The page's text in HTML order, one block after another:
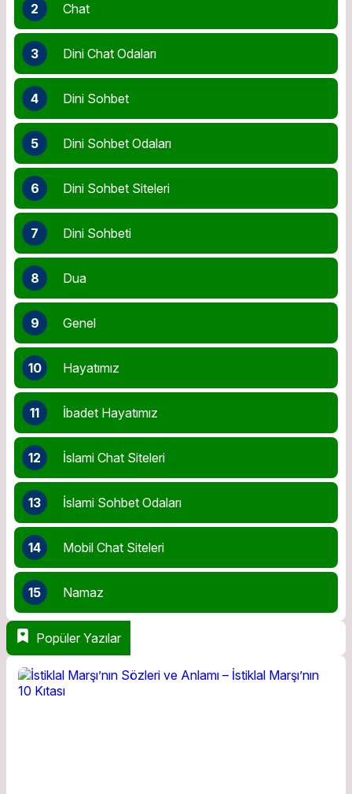
2 Chat
3 Dini Chat Odaları
4 Dini Sohbet
5 Dini Sohbet Odaları
6 Dini Sohbet Siteleri
7 Dini Sohbeti
8 Dua
9 Genel
10 Hayatımız
11 İbadet Hayatımız
12 İslami Chat Siteleri
13 İslami Sohbet Odaları
14 Mobil Chat Siteleri
15 Namaz
Popüler Yazılar